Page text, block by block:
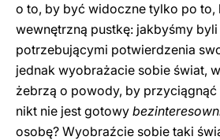
o to, by być widoczne tylko po to,
wewnętrzną pustkę: jakbyśmy
potrzebującymi potwierdzenia
jednak wyobrażacie sobie świat,
żebrzą o powody, by przyciągnąć
nikt nie jest gotowy
osobę? Wyobraźcie sobie taki